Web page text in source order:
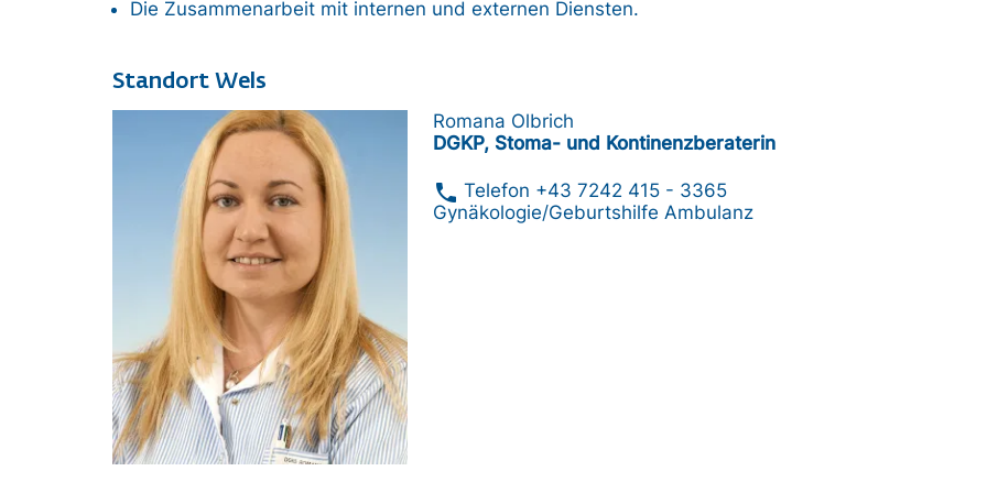
Die Zusammenarbeit mit internen und externen Diensten.
Standort Wels
Romana Olbrich
DGKP, Stoma- und Kontinenzberaterin
phone ​Telefon +43 7242 415 - 3365
Gynäkologie/Geburtshilfe Ambulanz